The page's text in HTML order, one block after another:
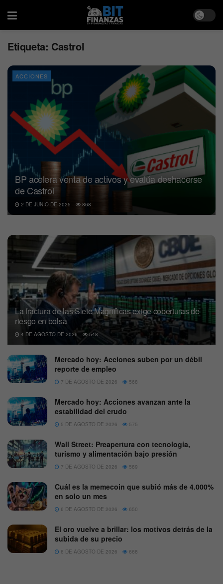
Etiqueta: Castrol
ACCIONES
BP acelera venta de activos y evalúa deshacerse
de Castrol
2 DE JUNIO DE 2025 868
La fractura de las Siete Magníficas exige coberturas de
riesgo en bolsa
4 DE AGOSTO DE 2026 548
Mercado hoy: Acciones suben por un débil
reporte de empleo
7 DE AGOSTO DE 2026 568
Mercado hoy: Acciones avanzan ante la
estabilidad del crudo
5 DE AGOSTO DE 2026 575
Wall Street: Preapertura con tecnología,
turismo y alimentación bajo presión
7 DE AGOSTO DE 2026 589
Cuál es la memecoin que subió más de 4.000%
en solo un mes
6 DE AGOSTO DE 2026 650
El oro vuelve a brillar: los motivos detrás de la
subida de su precio
6 DE AGOSTO DE 2026 668